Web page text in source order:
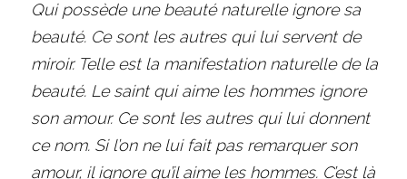
Qui possède une beauté naturelle ignore sa
beauté. Ce sont les autres qui lui servent de
miroir. Telle est la manifestation naturelle de la
beauté. Le saint qui aime les hommes ignore
son amour. Ce sont les autres qui lui donnent
ce nom. Si l’on ne lui fait pas remarquer son
amour, il ignore qu’il aime les hommes. C’est là